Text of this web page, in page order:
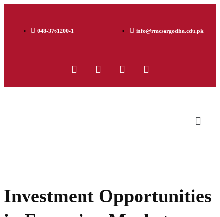
048-3761200-1 info@rmcsargodha.edu.pk
Investment Opportunities